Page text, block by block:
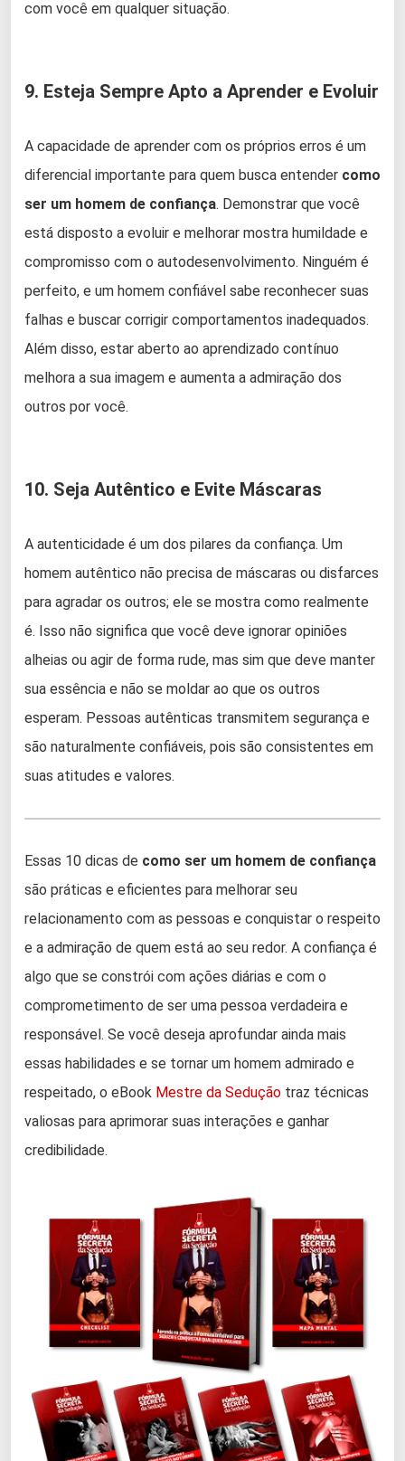
com você em qualquer situação.
9. Esteja Sempre Apto a Aprender e Evoluir
A capacidade de aprender com os próprios erros é um
diferencial importante para quem busca entender como
ser um homem de confiança. Demonstrar que você
está disposto a evoluir e melhorar mostra humildade e
compromisso com o autodesenvolvimento. Ninguém é
perfeito, e um homem confiável sabe reconhecer suas
falhas e buscar corrigir comportamentos inadequados.
Além disso, estar aberto ao aprendizado contínuo
melhora a sua imagem e aumenta a admiração dos
outros por você.
10. Seja Autêntico e Evite Máscaras
A autenticidade é um dos pilares da confiança. Um
homem autêntico não precisa de máscaras ou disfarces
para agradar os outros; ele se mostra como realmente
é. Isso não significa que você deve ignorar opiniões
alheias ou agir de forma rude, mas sim que deve manter
sua essência e não se moldar ao que os outros
esperam. Pessoas autênticas transmitem segurança e
são naturalmente confiáveis, pois são consistentes em
suas atitudes e valores.
Essas 10 dicas de como ser um homem de confiança
são práticas e eficientes para melhorar seu
relacionamento com as pessoas e conquistar o respeito
e a admiração de quem está ao seu redor. A confiança é
algo que se constrói com ações diárias e com o
comprometimento de ser uma pessoa verdadeira e
responsável. Se você deseja aprofundar ainda mais
essas habilidades e se tornar um homem admirado e
respeitado, o eBook Mestre da Sedução traz técnicas
valiosas para aprimorar suas interações e ganhar
credibilidade.